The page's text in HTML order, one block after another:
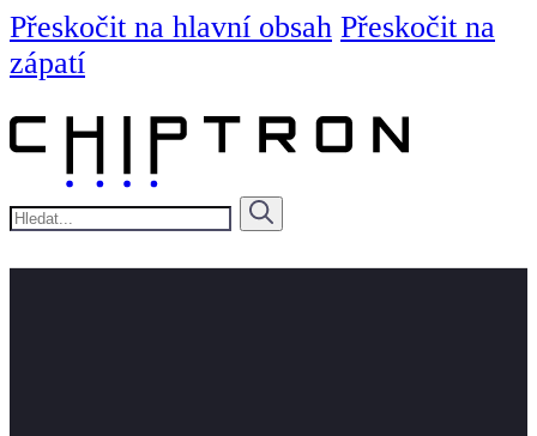
Přeskočit na hlavní obsah Přeskočit na
zápatí
Hledat